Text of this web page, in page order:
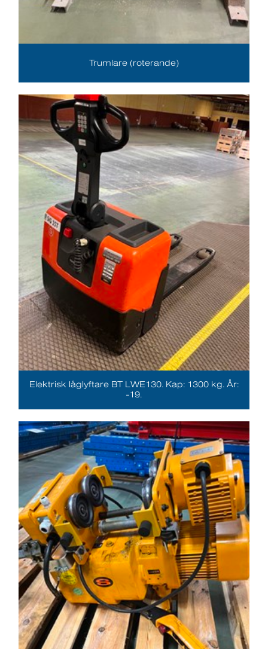
Trumlare (roterande)
Elektrisk låglyftare BT LWE130. Kap: 1300 kg. År:
-19.